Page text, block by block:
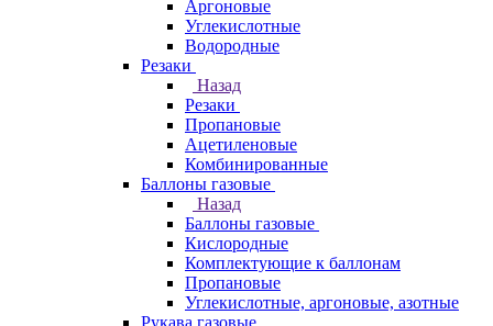
Аргоновые
Углекислотные
Водородные
Резаки
Назад
Резаки
Пропановые
Ацетиленовые
Комбинированные
Баллоны газовые
Назад
Баллоны газовые
Кислородные
Комплектующие к баллонам
Пропановые
Углекислотные, аргоновые, азотные
Рукава газовые